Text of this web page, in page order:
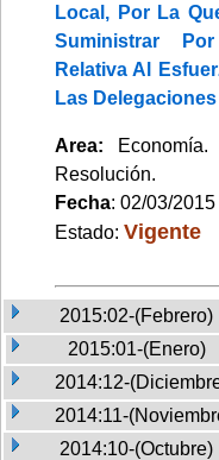
Local, Por La
Suministrar
Relativa Al
Las
Area:
Resolución.
Fecha: 02/03/2015
Estado: Vigente
2015:02-(Febrero)
2015:01-(Enero)
2014:12-
2014:11-
2014:10-(Octubre)